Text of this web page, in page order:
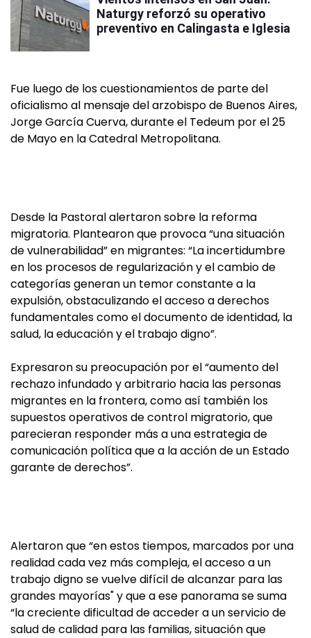
Naturgy reforzó su operativo
preventivo en Calingasta e Iglesia
Fue luego de los cuestionamientos de parte del
oficialismo al mensaje del arzobispo de Buenos Aires,
Jorge García Cuerva, durante el Tedeum por el 25
de Mayo en la Catedral Metropolitana.
Desde la Pastoral alertaron sobre la reforma
migratoria. Plantearon que provoca “una situación
de vulnerabilidad” en migrantes: “La incertidumbre
en los procesos de regularización y el cambio de
categorías generan un temor constante a la
expulsión, obstaculizando el acceso a derechos
fundamentales como el documento de identidad, la
salud, la educación y el trabajo digno”.
Expresaron su preocupación por el “aumento del
rechazo infundado y arbitrario hacia las personas
migrantes en la frontera, como así también los
supuestos operativos de control migratorio, que
parecieran responder más a una estrategia de
comunicación política que a la acción de un Estado
garante de derechos”.
Alertaron que “en estos tiempos, marcados por una
realidad cada vez más compleja, el acceso a un
trabajo digno se vuelve difícil de alcanzar para las
grandes mayorías" y que a ese panorama se suma
“la creciente dificultad de acceder a un servicio de
salud de calidad para las familias, situación que